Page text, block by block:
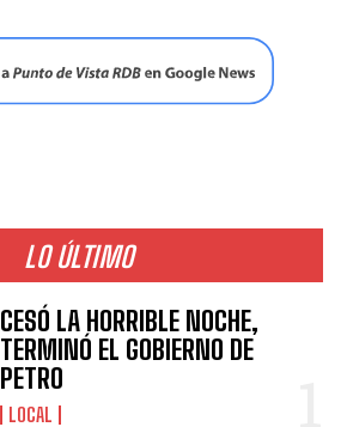
LO ÚLTIMO
CESÓ LA HORRIBLE NOCHE,
TERMINÓ EL GOBIERNO DE
PETRO
LOCAL